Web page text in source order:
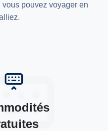
pouvez voyager en